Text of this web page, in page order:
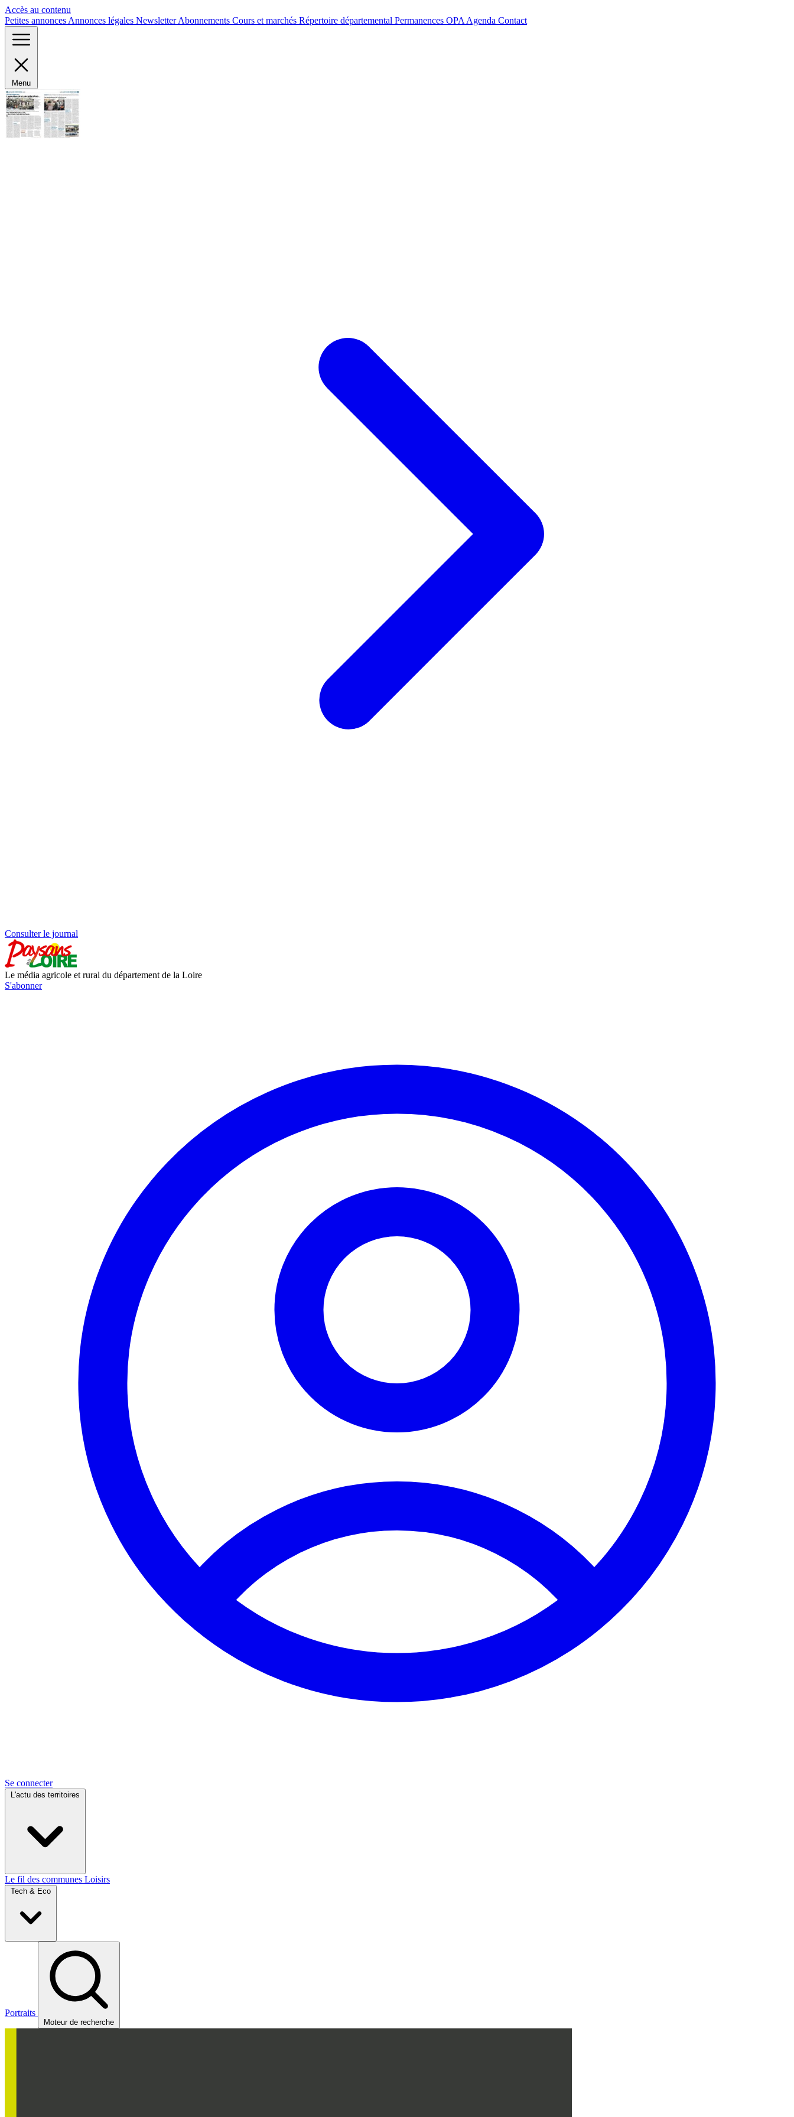
Accès au contenu
Petites annonces Annonces légales NewsletterAbonnements Cours et marchés Répertoire départemental Permanences OPA Agenda Contact
Menu
Consulter le journal
Le média agricole et rural du département de la Loire
S'abonner
Se connecter
L'actu des territoires
Le fil des communes Loisirs
Tech & Eco
Portraits
Moteur de recherche
Panneau de gestion des cookies